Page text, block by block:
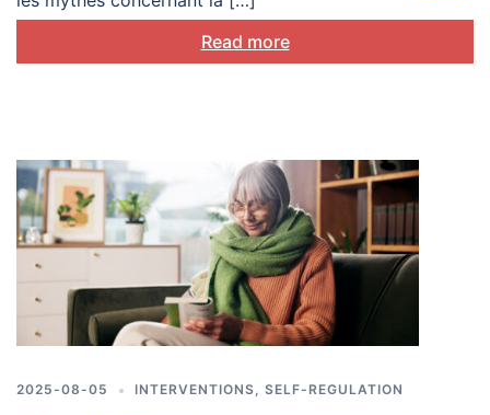
Read more
2025-08-05 INTERVENTIONS, SELF-REGULATION